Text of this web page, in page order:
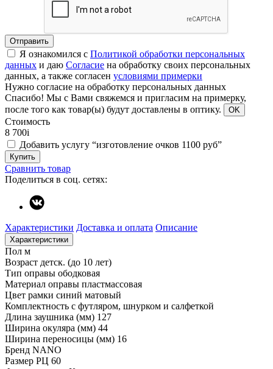
Отправить
Я ознакомился с Политикой обработки персональных
данных и даю Согласие на обработку своих персональных
данных, а также согласен условиями примерки
Нужно согласие на обработку персональных данных
Спасибо! Мы с Вами свяжемся и пригласим на примерку,
после того как товар(ы) будут доставлены в оптику.
OK
Стоимость
8 700i
Добавить услугу “изготовление очков 1100 руб”
Купить
Сравнить товар
Поделиться в соц. сетях:
Характеристики Доставка и оплата Описание
Характеристики
Пол м
Возраст детск. (до 10 лет)
Тип оправы ободковая
Материал оправы пластмассовая
Цвет рамки синий матовый
Комплектность с футляром, шнурком и салфеткой
Длина заушника (мм) 127
Ширина окуляра (мм) 44
Ширина переносицы (мм) 16
Бренд NANO
Размер РЦ 60